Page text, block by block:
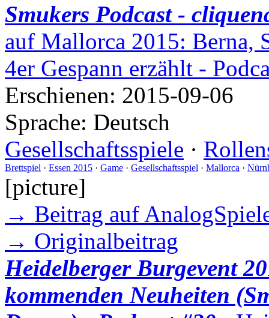
Smukers Podcast -
auf Mallorca 2015: Berna,
4er Gespann erzählt -
Erschienen: 2015-09-06
Sprache: Deutsch
Gesellschaftsspiele ·
Brettspiel · Essen 2015 · Game · Gesellschaftsspiel · Mallorca ·
[picture]
→ Beitrag auf
→ Originalbeitrag
Heidelberger Burgevent
kommenden Neuheiten